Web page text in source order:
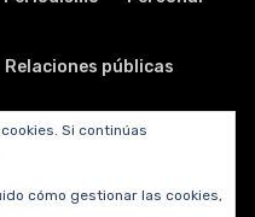
Relaciones públicas
Sin categoría
y promociones
Si continúas
cómo gestionar las cookies,